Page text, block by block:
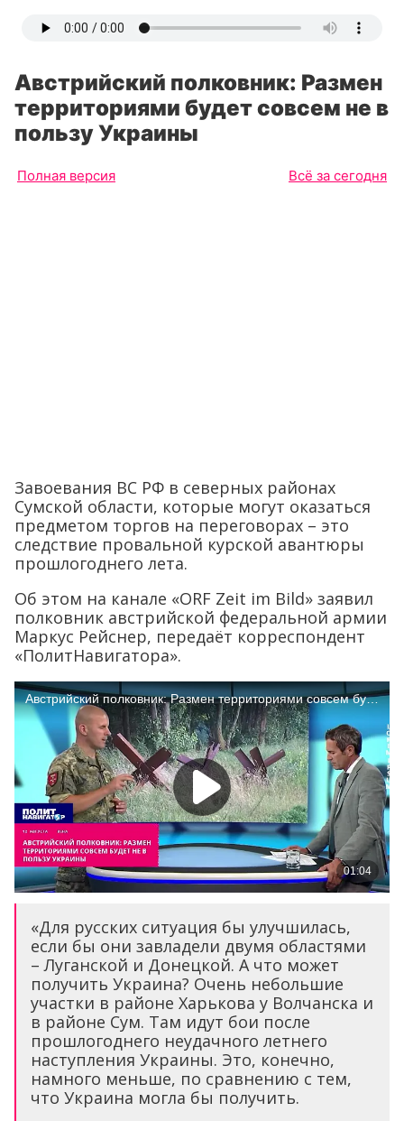
Австрийский полковник: Размен
территориями будет совсем не в
пользу Украины
Полная версия Всё за сегодня
Завоевания ВС РФ в северных районах
Сумской области, которые могут оказаться
предметом торгов на переговорах – это
следствие провальной курской авантюры
прошлогоднего лета.
Об этом на канале «ORF Zeit im Bild» заявил
полковник австрийской федеральной армии
Маркус Рейснер, передаёт корреспондент
«ПолитНавигатора».
«Для русских ситуация бы улучшилась,
если бы они завладели двумя областями
– Луганской и Донецкой. А что может
получить Украина? Очень небольшие
участки в районе Харькова у Волчанска и
в районе Сум. Там идут бои после
прошлогоднего неудачного летнего
наступления Украины. Это, конечно,
намного меньше, по сравнению с тем,
что Украина могла бы получить.